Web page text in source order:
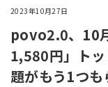
2023年10月27日
povo2.0、10
1,580円」ト
題がもう1つ